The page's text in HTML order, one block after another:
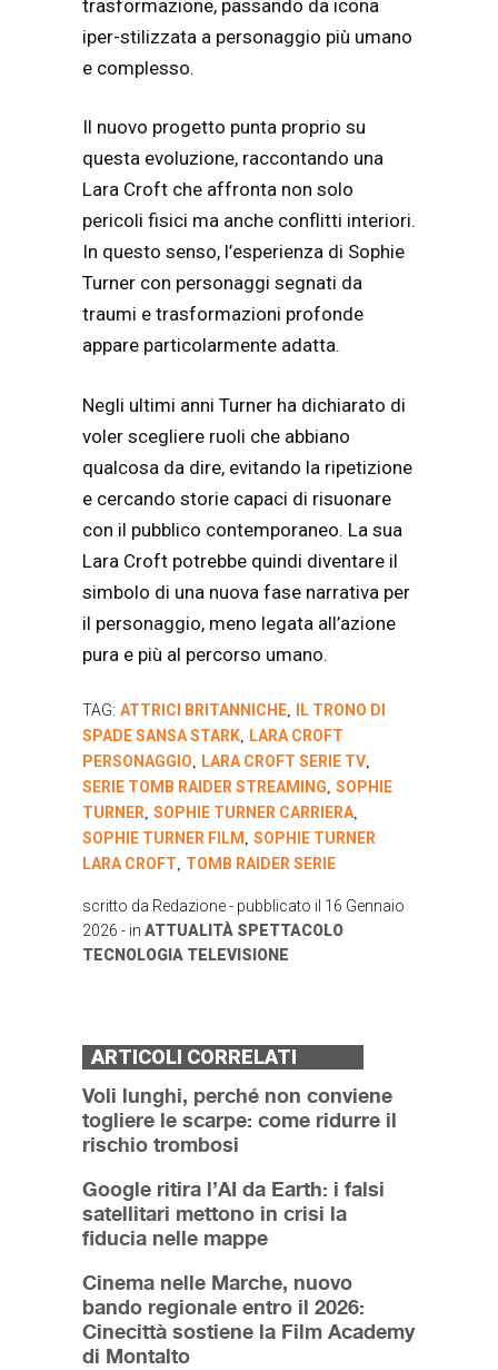
trasformazione, passando da icona
iper-stilizzata a personaggio più umano
e complesso.
Il nuovo progetto punta proprio su
questa evoluzione, raccontando una
Lara Croft che affronta non solo
pericoli fisici ma anche conflitti interiori.
In questo senso, l’esperienza di Sophie
Turner con personaggi segnati da
traumi e trasformazioni profonde
appare particolarmente adatta.
Negli ultimi anni Turner ha dichiarato di
voler scegliere ruoli che abbiano
qualcosa da dire, evitando la ripetizione
e cercando storie capaci di risuonare
con il pubblico contemporaneo. La sua
Lara Croft potrebbe quindi diventare il
simbolo di una nuova fase narrativa per
il personaggio, meno legata all’azione
pura e più al percorso umano.
TAG: ATTRICI BRITANNICHE,
IL TRONO DI
SPADE SANSA STARK, LARA CROFT
PERSONAGGIO, LARA CROFT SERIE TV,
SERIE TOMB RAIDER STREAMING, SOPHIE
TURNER, SOPHIE TURNER CARRIERA,
SOPHIE TURNER FILM , SOPHIE TURNER
LARA CROFT, TOMB RAIDER SERIE
scritto da Redazione- pubblicato il 16 Gennaio
2026 - in ATTUALITÀ SPETTACOLO
TECNOLOGIA TELEVISIONE
ARTICOLI CORRELATI
Voli lunghi, perché non conviene
togliere le scarpe: come ridurre il
rischio trombosi
Google ritira l’AI da Earth: i falsi
satellitari mettono in crisi la
fiducia nelle mappe
Cinema nelle Marche, nuovo
bando regionale entro il 2026:
Cinecittà sostiene la Film Academy
di Montalto